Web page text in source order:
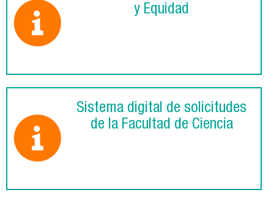
y Equidad
Sistema digital de solicitudes
de la Facultad de Ciencia